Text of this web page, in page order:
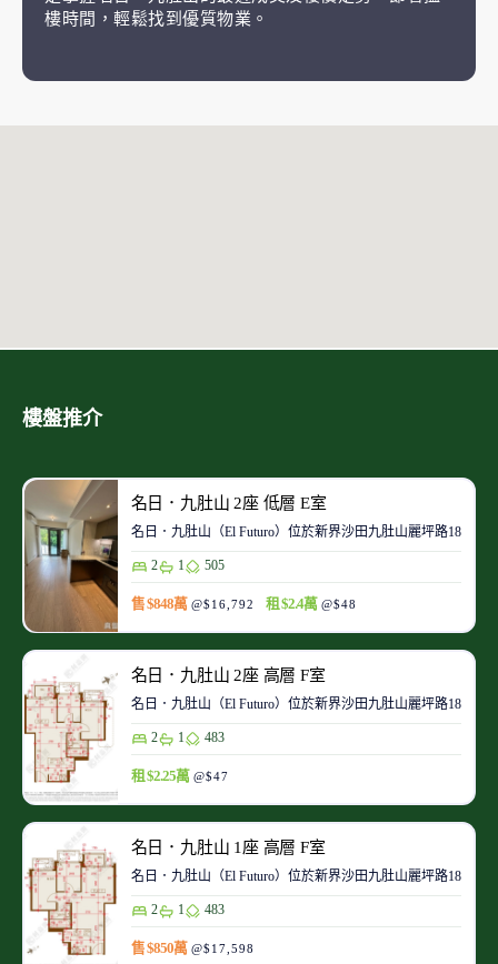
樓時間，輕鬆找到優質物業。
樓盤推介
名日．九肚山 2座 低層 E室
名日．九肚山（El Futuro）位於新界沙田九肚山麗坪路18號
2 1 505
售 $848萬 @$16,792 租 $2.4萬 @$48
名日．九肚山 2座 高層 F室
名日．九肚山（El Futuro）位於新界沙田九肚山麗坪路18號
2 1 483
租 $2.25萬 @$47
名日．九肚山 1座 高層 F室
名日．九肚山（El Futuro）位於新界沙田九肚山麗坪路18號
2 1 483
售 $850萬 @$17,598